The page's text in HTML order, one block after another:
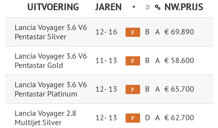
UITVOERING JAREN NW.PRIJS
Lancia Voyager 3.6 V6
Pentastar Silver
12- 16 F B A € 69.890
Lancia Voyager 3.6 V6
Pentastar Gold
11- 13 F B A € 58.600
Lancia Voyager 3.6 V6
Pentastar Platinum
12- 13 F B A € 65.700
Lancia Voyager 2.8
Multijet Silver
12- 13 F D A € 62.700